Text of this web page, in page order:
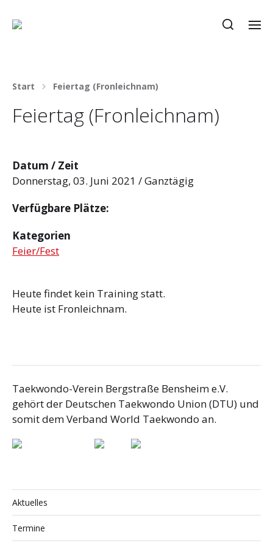
Start Feiertag (Fronleichnam)
Feiertag (Fronleichnam)
Datum / Zeit
Donnerstag, 03. Juni 2021 / Ganztägig
Verfügbare Plätze:
Kategorien
Feier/Fest
Heute findet kein Training statt.
Heute ist Fronleichnam.
Taekwondo-Verein Bergstraße Bensheim e.V.
gehört der Deutschen Taekwondo Union (DTU) und
somit dem Verband World Taekwondo an.
Aktuelles
Termine